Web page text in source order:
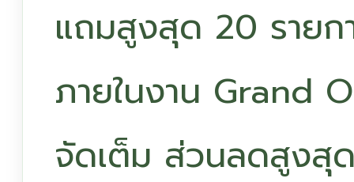
แถมสูงสุด 20 รายก
ภายในงาน Grand
จัดเต็ม ส่วนลดสูงสุ